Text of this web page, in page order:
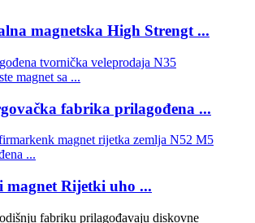
magnetska High Strengt ...
fabrika prilagođena ...
magnet Rijetki uho ...